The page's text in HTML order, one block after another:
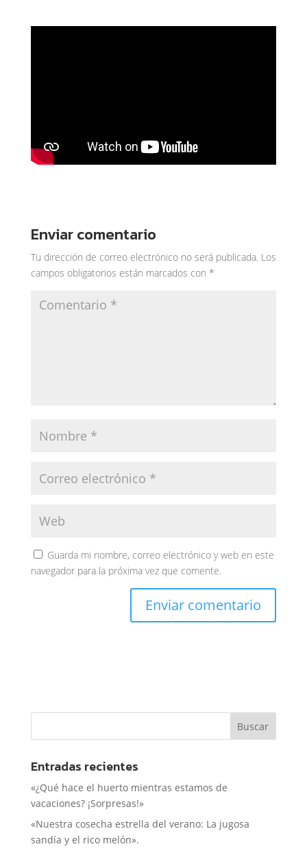
Enviar comentario
Tu dirección de correo electrónico no será publicada. Los
campos obligatorios están marcados con *
Guarda mi nombre, correo electrónico y web en este
navegador para la próxima vez que comente.
Entradas recientes
«¿Qué hace el huerto mientras estamos de
vacaciones? ¡Sorpresas!»
«Nuestra cosecha estrella del verano: La jugosa
sandía y el rico melón».